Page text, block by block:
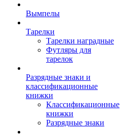
Вымпелы
Тарелки
Тарелки наградные
Футляры для
тарелок
Разрядные знаки и
классификационные
книжки
Классификационные
книжки
Разрядные знаки